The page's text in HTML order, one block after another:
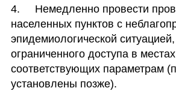
4.	Немедленно провести проверку
населенных пунктов с
эпидемиологической
ограниченного доступа в
соответствующих параметрам
установлены позже).